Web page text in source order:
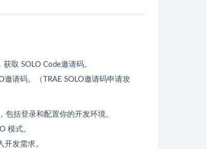
取 SOLO Code邀请码。
邀请码。（TRAE SOLO邀请码申请攻
包括登录和配置你的开发环境。
模式。
开发需求。